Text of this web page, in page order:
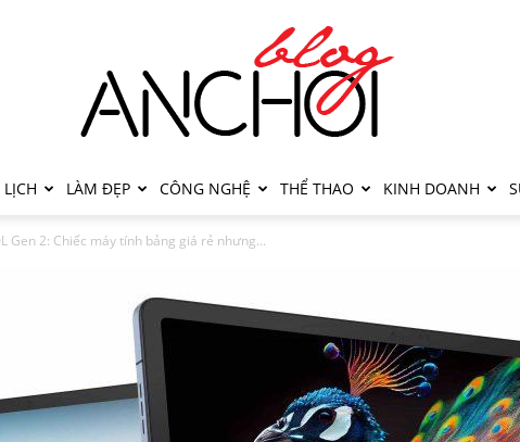
LỊCH LÀM ĐẸP CÔNG NGHỆ THỂ THAO KINH DOANH
Gen 2: Chiếc máy tính bảng giá rẻ nhưng...